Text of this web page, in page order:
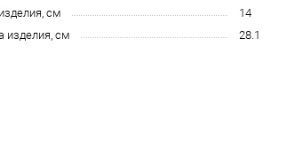
см
14
изделия, см
28.1